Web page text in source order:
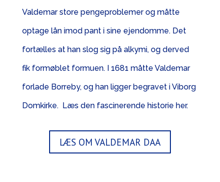
Valdemar store pengeproblemer og måtte
optage lån imod pant i sine ejendomme. Det
fortælles at han slog sig på alkymi, og derved
fik formøblet formuen. I 1681 måtte Valdemar
forlade Borreby, og han ligger begravet i Viborg
Domkirke. Læs den fascinerende historie her.
LÆS OM VALDEMAR DAA